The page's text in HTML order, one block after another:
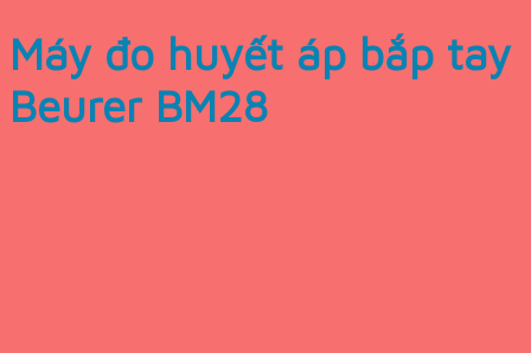
Máy đo huyết áp bắp tay
Beurer BM28